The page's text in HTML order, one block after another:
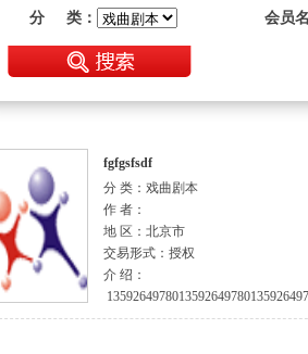
分 类： 会员
fgfgsfsdf
分 类：戏曲剧本
作 者：
地 区：北京市
交易形式：授权
介 绍：